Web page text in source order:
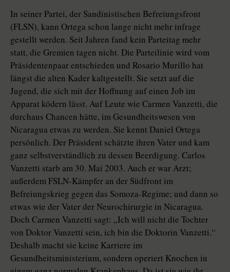
In seiner Partei, der Sandinistischen Befreiungsfront
(FLSN), kann Ortega schon lange nicht mehr infrage
gestellt werden. Seit Jahren fand kein Parteitag mehr
statt, die Gremien tagen nicht. Die Parteilinie wird vom
Präsidentenpaar entschieden und Rosario Murillo hat
längst die alten Kader kaltgestellt. Sie setzt auf die
Jugend, die sich mit der Hoffnung auf einen Job im
Apparat ködern lässt. Auf Leute wie Carmen Vanzetti, die
durchaus Chancen hätte, im Gesundheitswesen von
Nicaragua etwas zu werden. Sie kennt Daniel Ortega
persönlich. Der Präsident schätzte ihren Vater und kam
ganz selbstverständlich zu dessen Beerdigung. Carlos
Vanzetti starb am 30. Mai 2003. Auch er war Arzt;
außerdem FSLN-Kämpfer an der Südfront im
Befreiungskrieg gegen das Somoza-Regime; und dann so
etwas wie der Vater der Neurochirurgie in Nicaragua.
Doch Carmen Vanzetti sagt: „Ich will nicht die Tochter
von Doktor Vanzetti sein, ich bin die Doktorin Vanzetti.“
Deshalb macht sie keine Karriere im
Gesundheitsministerium, sondern operiert Knochen in